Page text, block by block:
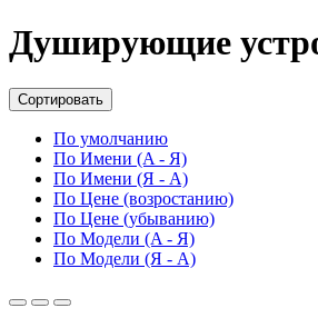
Душирующие
Сортировать
По умолчанию
По Имени (A - Я)
По Имени (Я - A)
По Цене (возростанию)
По Цене (убыванию)
По Модели (A - Я)
По Модели (Я - A)